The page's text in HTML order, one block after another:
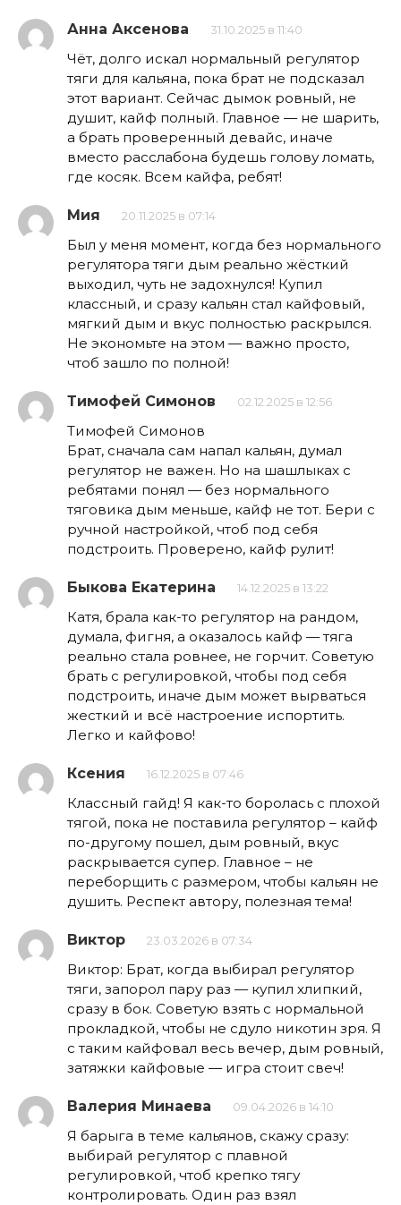
Анна Аксенова 31.10.2025 в 11:40
Чёт, долго искал нормальный регулятор
тяги для кальяна, пока брат не подсказал
этот вариант. Сейчас дымок ровный, не
душит, кайф полный. Главное — не шарить,
а брать проверенный девайс, иначе
вместо расслабона будешь голову ломать,
где косяк. Всем кайфа, ребят!
Мия 20.11.2025 в 07:14
Был у меня момент, когда без нормального
регулятора тяги дым реально жёсткий
выходил, чуть не задохнулся! Купил
классный, и сразу кальян стал кайфовый,
мягкий дым и вкус полностью раскрылся.
Не экономьте на этом — важно просто,
чтоб зашло по полной!
Тимофей Симонов 02.12.2025 в 12:56
Тимофей Симонов
Брат, сначала сам напал кальян, думал
регулятор не важен. Но на шашлыках с
ребятами понял — без нормального
тяговика дым меньше, кайф не тот. Бери с
ручной настройкой, чтоб под себя
подстроить. Проверено, кайф рулит!
Быкова Екатерина 14.12.2025 в 13:22
Катя, брала как-то регулятор на рандом,
думала, фигня, а оказалось кайф — тяга
реально стала ровнее, не горчит. Советую
брать с регулировкой, чтобы под себя
подстроить, иначе дым может вырваться
жесткий и всё настроение испортить.
Легко и кайфово!
Ксения 16.12.2025 в 07:46
Классный гайд! Я как-то боролась с плохой
тягой, пока не поставила регулятор – кайф
по-другому пошел, дым ровный, вкус
раскрывается супер. Главное – не
переборщить с размером, чтобы кальян не
душить. Респект автору, полезная тема!
Виктор 23.03.2026 в 07:34
Виктор: Брат, когда выбирал регулятор
тяги, запорол пару раз — купил хлипкий,
сразу в бок. Советую взять с нормальной
прокладкой, чтобы не сдуло никотин зря. Я
с таким кайфовал весь вечер, дым ровный,
затяжки кайфовые — игра стоит свеч!
Валерия Минаева 09.04.2026 в 14:10
Я барыга в теме кальянов, скажу сразу:
выбирай регулятор с плавной
регулировкой, чтоб крепко тягу
контролировать. Один раз взял